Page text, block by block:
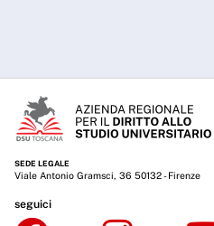
SEDE LEGALE
Viale Antonio Gramsci, 36 50132 - Firenze
seguici